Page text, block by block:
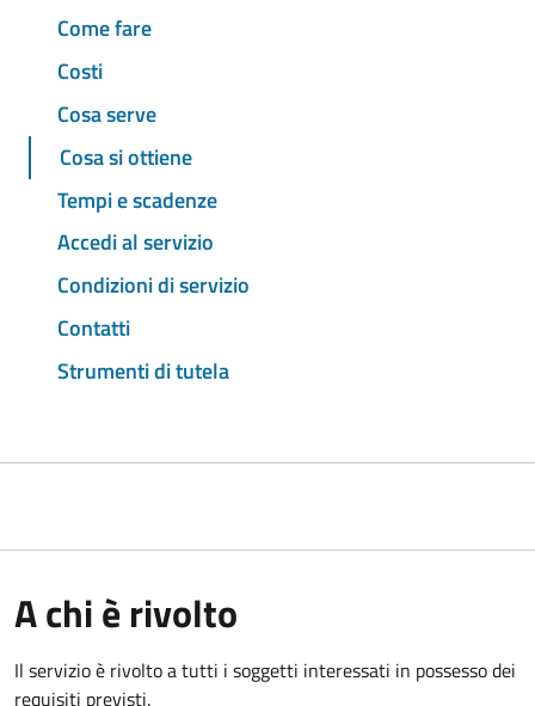
Come fare
Costi
Cosa serve
Cosa si ottiene
Tempi e scadenze
Accedi al servizio
Condizioni di servizio
Contatti
Strumenti di tutela
A chi è rivolto
Il servizio è rivolto a tutti i soggetti interessati in possesso dei
requisiti previsti.